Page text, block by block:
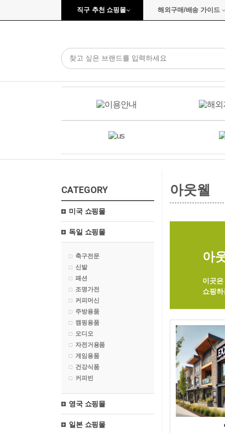
직구 추천 쇼핑몰 해외구매/배송 가이드
CATEGORY
미국 쇼핑몰
독일 쇼핑몰
축구전문
신발
패션
조명가전
커피머신
주방용품
캠핑용품
오디오
자전거용품
게임용품
건강식품
커피빈
영국 쇼핑몰
일본 쇼핑몰
아웃웰
아
이곳
쇼핑